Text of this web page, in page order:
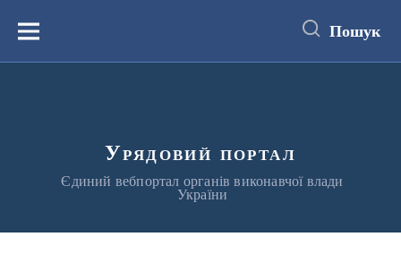
вмістуМеню Пошук
Урядовий портал
Єдиний вебпортал органів виконавчої влади
України